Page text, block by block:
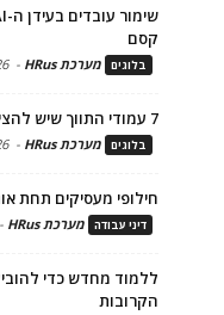
קסם
בלוגים מערכת HRus -
7 עמודי התווך שיש להציב בבסיס תהליך הגיוס ומיתוג המעסיק
בלוגים מערכת HRus -
חילופי מעסיקים תחת
דיני עבודה מערכת HRus -
ללמוד מחדש כדי
הקרובות